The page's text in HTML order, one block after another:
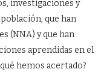
investigaciones y
que han
(NNA) y que han
aprendidas en el
hemos acertado?